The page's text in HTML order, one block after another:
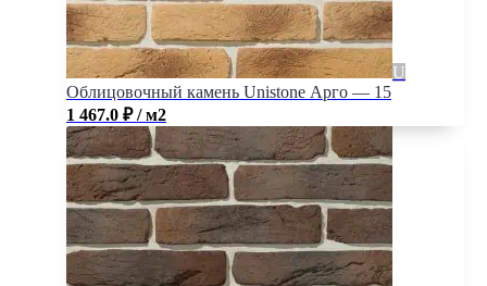
Облицовочный камень Unistone Арго — 15
1 467.0 ₽ / м2